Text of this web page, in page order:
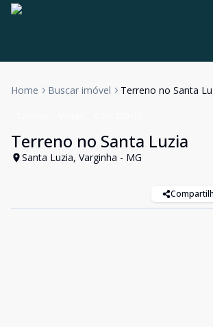
Home Buscar imóvel Terreno no Santa
Terreno no Santa Luzia
Santa Luzia, Varginha - MG